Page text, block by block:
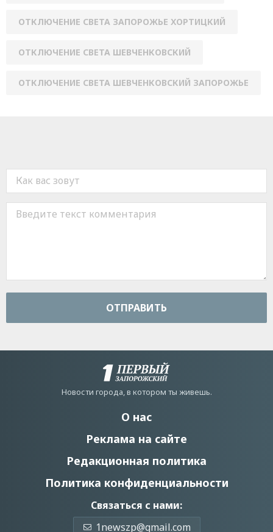
ОТКЛЮЧЕНИЕ СВЕТА ЗАПОРОЖЬЕ ХОРТИЦКИЙ
ОТКЛЮЧЕНИЕ СВЕТА ШЕВЧЕНКОВСКИЙ
ОТКЛЮЧЕНИЕ СВЕТА ШЕВЧЕНКОВСКИЙ ЗАПОРОЖЬЕ
ОТПРАВИТЬ
Новости города, в котором ты живешь.
О нас
Реклама на сайте
Редакционная политика
Политика конфиденциальности
Связаться с нами:
1newszp@gmail.com